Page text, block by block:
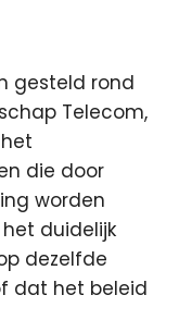
gesteld rond
Telecom,
die door
worden
duidelijk
dezelfde
dat het beleid